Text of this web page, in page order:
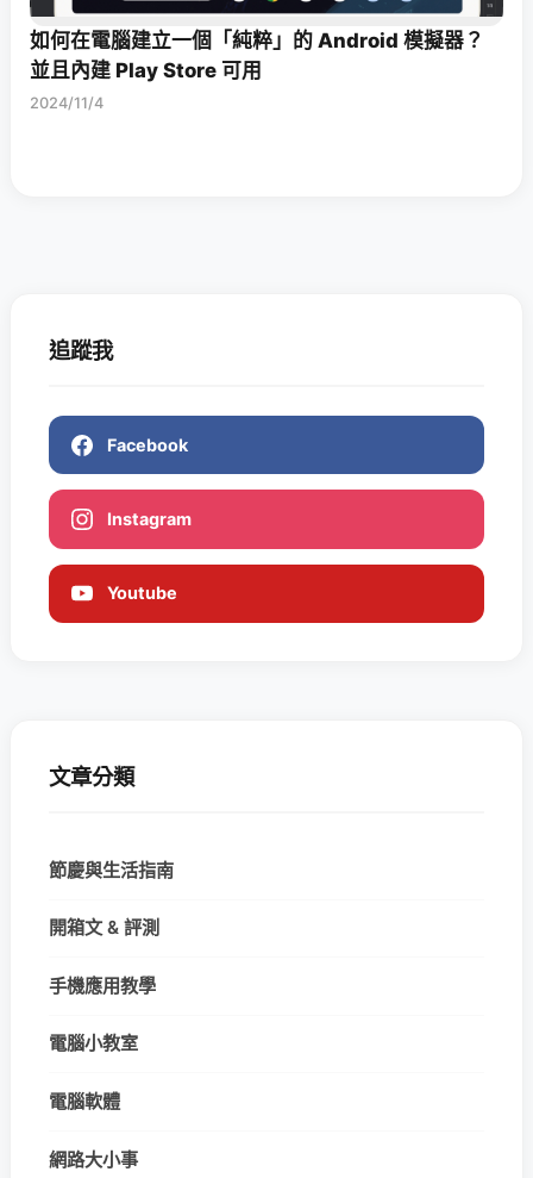
如何在電腦建立一個「純粹」的 Android 模擬器？
並且內建 Play Store 可用
2024/11/4
追蹤我
Facebook
Instagram
Youtube
文章分類
節慶與生活指南
開箱文 & 評測
手機應用教學
電腦小教室
電腦軟體
網路大小事